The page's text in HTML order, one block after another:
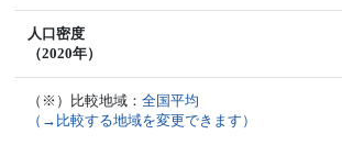
人口密度
（2020年）
（※）比較地域：全国平均
（→比較する地域を変更できます）